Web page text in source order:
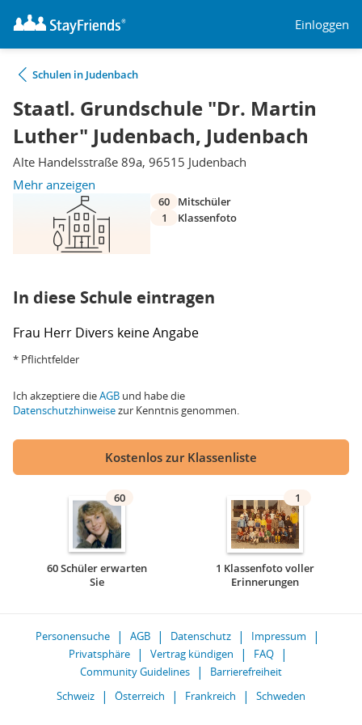
Einloggen
Schulen in Judenbach
Staatl. Grundschule "Dr. Martin
Luther" Judenbach, Judenbach
Alte Handelsstraße 89a, 96515 Judenbach
Mehr anzeigen
60
Mitschüler
1
Klassenfoto
In diese Schule eintragen
Frau Herr Divers keine Angabe
* Pflichtfelder
Ich akzeptiere dieAGB und habe die
Datenschutzhinweisezur Kenntnis genommen.
Kostenlos zur Klassenliste
60
60 Schüler erwarten
Sie
1
1 Klassenfoto voller
Erinnerungen
Personensuche AGB Datenschutz
Impressum
Privatsphäre
Vertrag kündigen
FAQ
Community Guidelines
Barrierefreiheit
Schweiz
Österreich Frankreich Schweden